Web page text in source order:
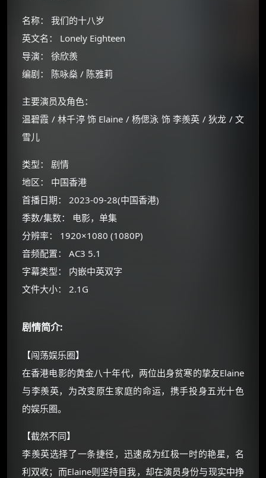
名称： 我们的十八岁
英文名： Lonely Eighteen
导演： 徐欣羨
编剧： 陈咏燊 / 陈雅莉
主要演员及角色：
温碧霞 / 林千渟 饰 Elaine / 杨偲泳 饰 李羨英 / 狄龙 / 文
雪儿
类型： 剧情
地区： 中国香港
首播日期： 2023-09-28(中国香港)
季数/集数： 电影，单集
分辨率： 1920×1080 (1080P)
音频配置： AC3 5.1
字幕类型： 内嵌中英双字
文件大小： 2.1G
剧情简介:
【闯荡娱乐圈】
在香港电影的黄金八十年代，两位出身贫寒的挚友Elaine
与李羨英，为改变原生家庭的命运，携手投身五光十色
的娱乐圈。
【截然不同】
李羨英选择了一条捷径，迅速成为红极一时的艳星，名
利双收；而Elaine则坚持自我，却在演员身份与现实中挣
如夸克12个月送14天 最低75元！
价格有浮动，请直接搜索查最低价！
⚡ 前往【大淘客】领红包